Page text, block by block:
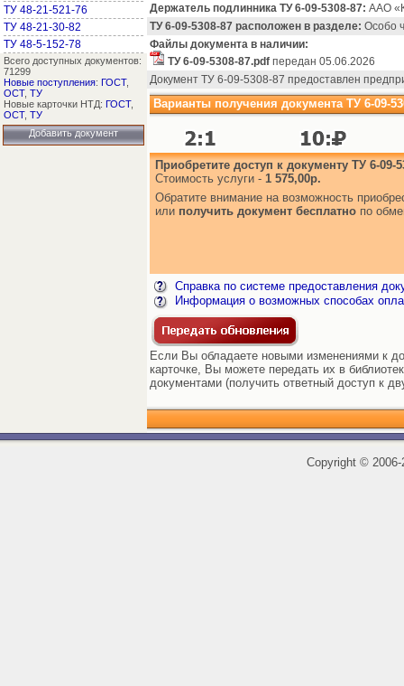
ТУ 48-21-521-76
ТУ 48-21-30-82
ТУ 48-5-152-78
Всего доступных документов:
71299
Новые поступления: ГОСТ,
ОСТ, ТУ
Новые карточки НТД: ГОСТ,
ОСТ, ТУ
Добавить документ
Держатель подлинника ТУ 6-09-5308-87: ААО
ТУ 6-09-5308-87 расположен в разделе: Особо
Файлы документа в наличии:
ТУ 6-09-5308-87.pdf передан 05.06.2026
Документ ТУ 6-09-5308-87 предоставлен
Варианты получения документа ТУ 6-09-
Приобретите доступ к документу ТУ 6-09-
Стоимость услуги - 1 575,00р.
Обратите внимание на возможность
или получить документ бесплатно по
Справка по системе предоставления
Информация о возможных способах
Если Вы обладаете новыми изменениями к
карточке, Вы можете передать их в
документами (получить ответный доступ к
Copyright ©